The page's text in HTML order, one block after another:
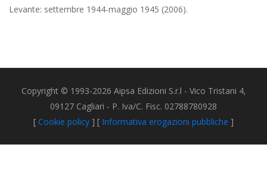
Levante: settembre 1944-maggio 1945 (2006).
Copyright © 1993-2026 Aipsa Edizioni S.r.l - Vico Tristani 4,
09127 Cagliari - P. Iva/C. Fisc. 02788780928
[ Cookie policy ] [ Informativa erogazioni pubbliche ]